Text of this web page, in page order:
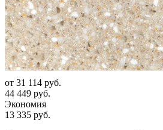
от 31 114 руб.
44 449 руб.
Экономия
13 335 руб.